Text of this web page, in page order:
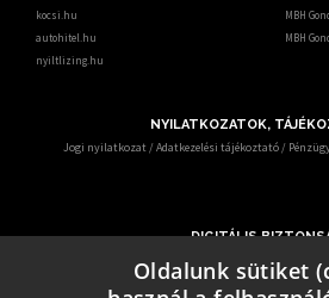
kocsi.hu
autohitel.hu
nyiltlizing.hu
MBH
MBH
NYILATKOZATOK,
Jogi nyilatkozat/Adatkezelési tájékoztató/
DIGITÁLIS
Ismerje meg, hogy mit tehet digitális
Az egyre gyakrabban előforduló online csalások
Oldalunk sütiket